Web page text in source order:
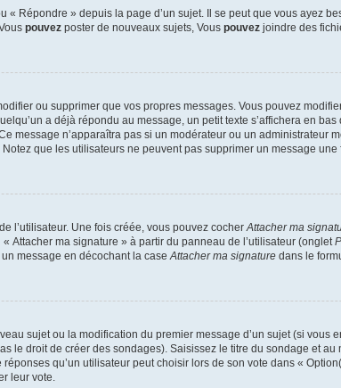
Répondre » depuis la page d’un sujet. Il se peut que vous ayez
pouvez poster de nouveaux sujets, Vous pouvez joindre des
ou supprimer que vos propres messages. Vous pouvez
a déjà répondu au message, un petit texte s’affichera en
message n’apparaîtra pas si un modérateur ou un administrateur
que les utilisateurs ne peuvent pas supprimer un message une
l’utilisateur. Une fois créée, vous pouvez cocher Attacher ma
Attacher ma signature » à partir du panneau de l’utilisateur (onglet
message en décochant la case Attacher ma signature dans le
sujet ou la modification du premier message d’un sujet (si vous
le droit de créer des sondages). Saisissez le titre du sondage et
qu’un utilisateur peut choisir lors de son vote dans «
leur vote.